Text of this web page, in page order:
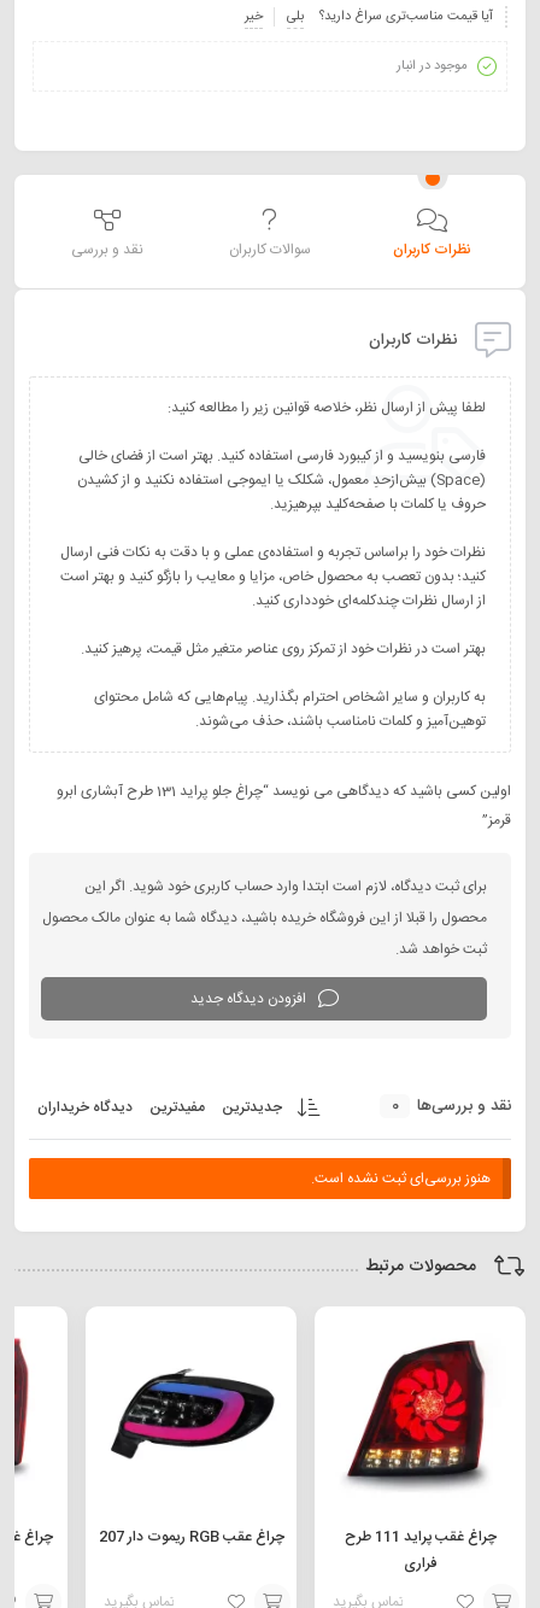
آیا قیمت مناسب‌تری سراغ دارید؟
بلی خیر
موجود در انبار
نظرات کاربران سوالات کاربران نقد و بررسی
نظرات کاربران
فارسی بنویسید و از کیبورد فارسی استفاده کنید. بهتر است از فضای خالی
(Space) بیش‌از‌حدِ معمول، شکلک یا ایموجی استفاده نکنید و از کشیدن
نظرات خود را براساس تجربه و استفاده‌ی عملی و با دقت به نکات فنی ارسال
کنید؛ بدون تعصب به محصول خاص، مزایا و معایب را بازگو کنید و بهتر است
به کاربران و سایر اشخاص احترام بگذارید. پیام‌هایی که شامل محتوای
توهین‌آمیز و کلمات نامناسب باشند، حذف می‌شوند.
اولین کسی باشید که دیدگاهی می نویسد “چراغ جلو پراید 131 طرح آبشاری ابرو
قرمز”
برای ثبت دیدگاه، لازم است ابتدا وارد حساب کاربری خود شوید. اگر این
محصول را قبلا از این فروشگاه خریده باشید، دیدگاه شما به عنوان مالک محصول
ثبت خواهد شد.
افزودن دیدگاه جدید
نقد و بررسی‌ها 0 جدیدترین مفیدترین دیدگاه خریداران
هنوز بررسی‌ای ثبت نشده است.
محصولات مرتبط
چراغ غقب پراید 111 طرح
فراری
تماس بگیرید
چراغ عقب RGB ریموت دار 207
تماس بگیرید